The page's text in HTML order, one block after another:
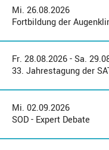
Mi. 26.08.2026
Fortbildung der
Fr. 28.08.2026 - Sa.
33. Jahrestagung der
Mi. 02.09.2026
SOD - Expert Debate